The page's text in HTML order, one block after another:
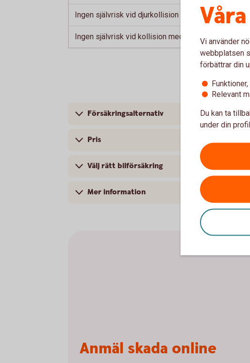
Ingen självrisk vid djurkollision och skadegörelse
Ingen självrisk vid kollision med utlandsregistrerat
Försäkringsalternativ
Pris
Välj rätt bilförsäkring
Mer information
Anmäl skada online
Vi använder
webbplatsen
förbättrar din
Relevant
Du kan ta
under din